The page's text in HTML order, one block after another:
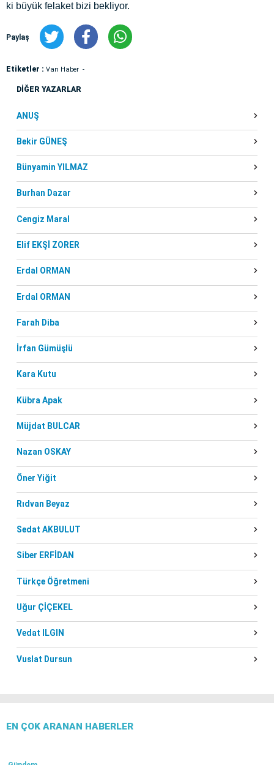
ki büyük felaket bizi bekliyor.
Paylaş
Etiketler : Van Haber
DİĞER YAZARLAR
ANUŞ
Bekir GÜNEŞ
Bünyamin YILMAZ
Burhan Dazar
Cengiz Maral
Elif EKŞİ ZORER
Erdal ORMAN
Erdal ORMAN
Farah Diba
İrfan Gümüşlü
Kara Kutu
Kübra Apak
Müjdat BULCAR
Nazan OSKAY
Öner Yiğit
Rıdvan Beyaz
Sedat AKBULUT
Siber ERFİDAN
Türkçe Öğretmeni
Uğur ÇİÇEKEL
Vedat ILGIN
Vuslat Dursun
EN ÇOK ARANAN HABERLER